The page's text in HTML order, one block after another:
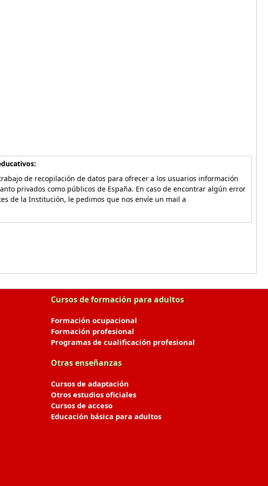
de recopilación de datos para ofrecer a los usuarios información
privados como públicos de España. En caso de encontrar algún error
de la Institución, le pedimos que nos envíe un mail a
Cursos de formación para adultos
Formación ocupacional
Formación profesional
Programas de cualificación profesional
Otras enseñanzas
Cursos de adaptación
Otros estudios oficiales
Cursos de acceso
Educación básica para adultos